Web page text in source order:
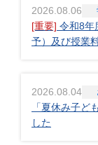
2026.08.06
[重要] 令和8
予）及び授業
2026.08.04
「夏休み子ど
した